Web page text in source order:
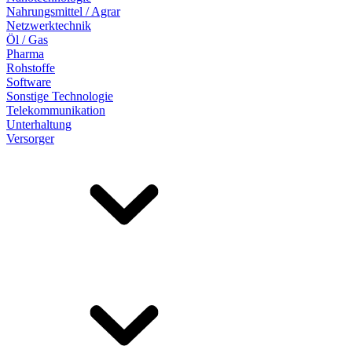
Nahrungsmittel / Agrar
Netzwerktechnik
Öl / Gas
Pharma
Rohstoffe
Software
Sonstige Technologie
Telekommunikation
Unterhaltung
Versorger